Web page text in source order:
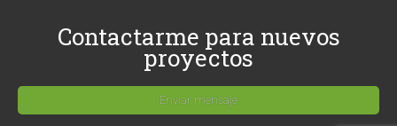
Contactarme para nuevos
proyectos
Enviar mensaje